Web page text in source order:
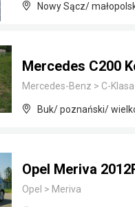
Nowy Sącz/
Mercedes C200
Mercedes-Benz > C-Klasa
Buk/ poznański/
Opel Meriva
Opel > Meriva